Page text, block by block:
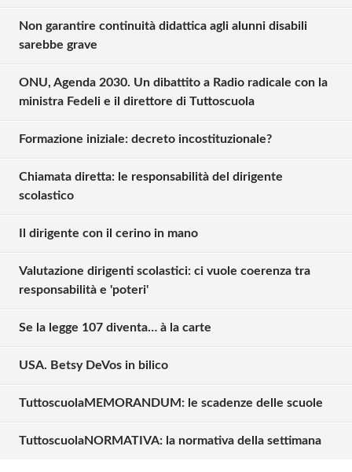
Non garantire continuità didattica agli alunni disabili
sarebbe grave
ONU, Agenda 2030. Un dibattito a Radio radicale con la
ministra Fedeli e il direttore di Tuttoscuola
Formazione iniziale: decreto incostituzionale?
Chiamata diretta: le responsabilità del dirigente
scolastico
Il dirigente con il cerino in mano
Valutazione dirigenti scolastici: ci vuole coerenza tra
responsabilità e 'poteri'
Se la legge 107 diventa… à la carte
USA. Betsy DeVos in bilico
TuttoscuolaMEMORANDUM: le scadenze delle scuole
TuttoscuolaNORMATIVA: la normativa della settimana
Solo gli utenti registrati possono
commentare!
Effettua il Login o Registrati